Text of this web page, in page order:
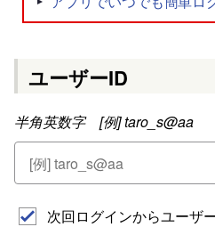
ユーザーID
半角英数字 [例] taro_s@aa
次回ログインからユーザ